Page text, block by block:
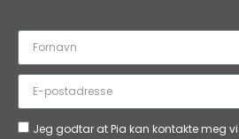
Jeg godtar at Pia kan kontakte meg